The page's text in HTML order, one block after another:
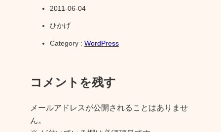
2011-06-04
ひかげ
Category : WordPress
コメントを残す
メールアドレスが公開されることはありませ
ん。